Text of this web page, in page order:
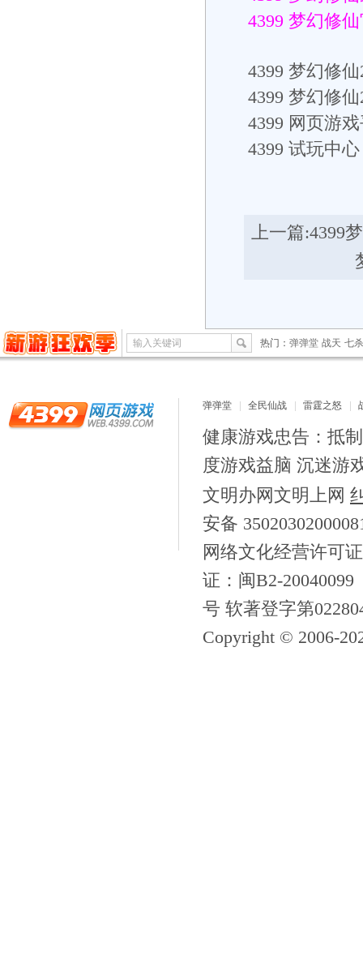
4399 梦幻修
4399 梦幻修仙
4399 梦幻修
4399 网页游
4399 试玩中心
上一篇:4399
输入关键词 热门： 弹弹堂 战天 七杀
弹弹堂 全民仙战 雷霆之怒
健康游戏忠告：抵
度游戏益脑 沉迷游
文明办网文明上网
安备
网络文化经营许可
证：闽B2-20040099
号 软著登字第
Copyright © 2006-